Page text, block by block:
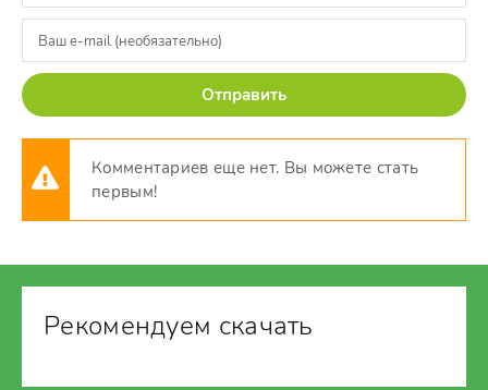
Отправить
Комментариев еще нет. Вы можете стать
первым!
Рекомендуем скачать